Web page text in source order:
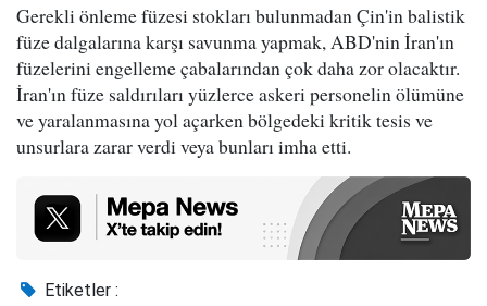
Gerekli önleme füzesi stokları bulunmadan Çin'in balistik
füze dalgalarına karşı savunma yapmak, ABD'nin İran'ın
füzelerini engelleme çabalarından çok daha zor olacaktır.
İran'ın füze saldırıları yüzlerce askeri personelin ölümüne
ve yaralanmasına yol açarken bölgedeki kritik tesis ve
unsurlara zarar verdi veya bunları imha etti.
Etiketler :